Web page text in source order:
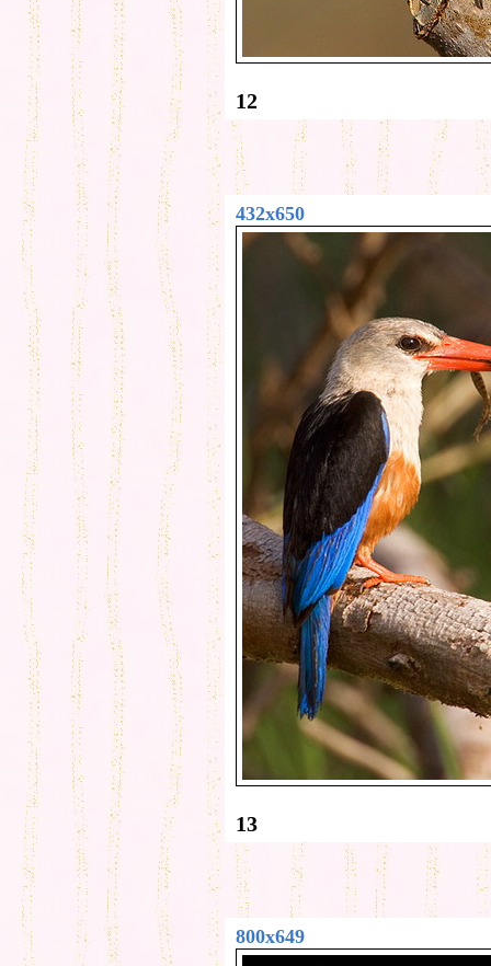
12
432x650
13
800x649